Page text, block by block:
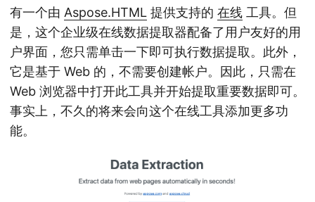
有一个由 Aspose.HTML 提供支持的 在线 工具。但
是，这个企业级在线数据提取器配备了用户友好的用
户界面，您只需单击一下即可执行数据提取。此外，
它是基于 Web 的，不需要创建帐户。因此，只需在
Web 浏览器中打开此工具并开始提取重要数据即可。
事实上，不久的将来会向这个在线工具添加更多功
能。